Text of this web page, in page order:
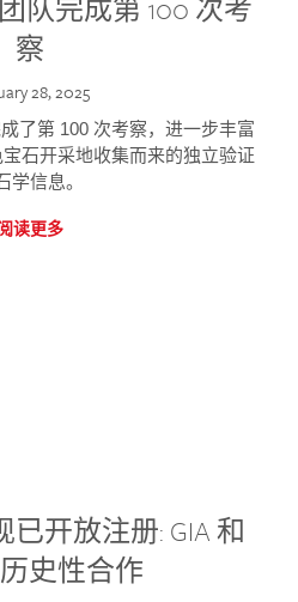
队完成第 100 次考
察
28, 2025
了第 100 次考察，进一步丰富
石开采地收集而来的独立验证
学信息。
读更多
已开放注册: GIA 和
史性合作